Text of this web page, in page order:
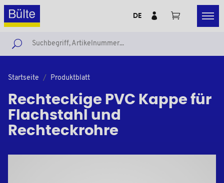
DE
Startseite Produktblatt
Rechteckige PVC Kappe für
Flachstahl und
Rechteckrohre